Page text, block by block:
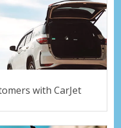
with CarJet